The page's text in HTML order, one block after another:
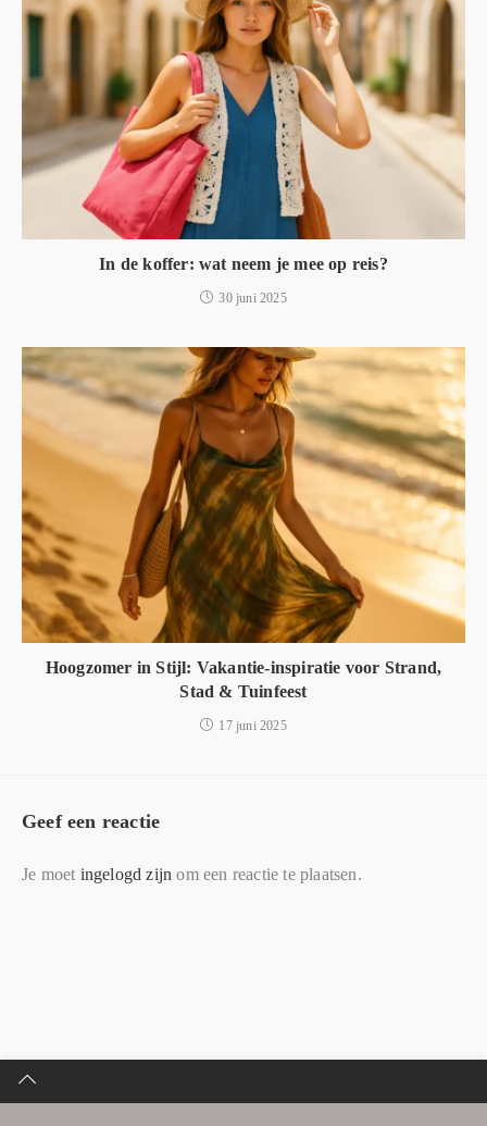
In de koffer: wat neem je mee op reis?
30 juni 2025
Hoogzomer in Stijl: Vakantie-inspiratie voor Strand,
Stad & Tuinfeest
17 juni 2025
Geef een reactie
Je moet ingelogd zijn om een reactie te plaatsen.